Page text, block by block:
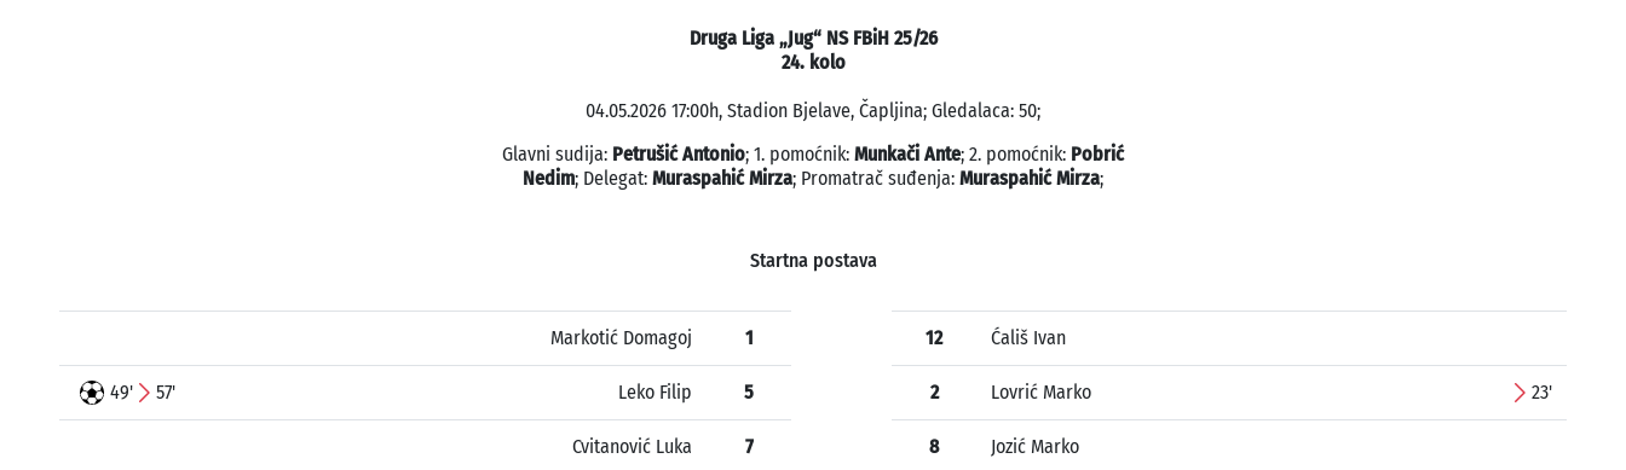
Druga Liga „Jug“ NS FBiH 25/26
24. kolo
04.05.2026 17:00h, Stadion Bjelave, Čapljina; Gledalaca: 50;
Glavni sudija: Petrušić Antonio; 1. pomoćnik: Munkači Ante; 2. pomoćnik: Pobrić
Nedim; Delegat: Muraspahić Mirza; Promatrač suđenja: Muraspahić Mirza;
Startna postava
Markotić Domagoj 1
49' 57' Leko Filip 5
Cvitanović Luka 7
12 Ćališ Ivan
2 Lovrić Marko 23'
8 Jozić Marko